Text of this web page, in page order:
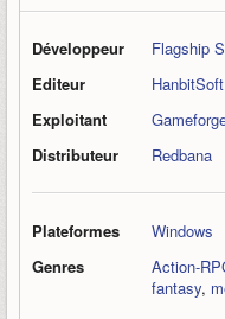
Développeur
Flagship
Editeur
HanbitSoft
Exploitant
Distributeur
Redbana
Plateformes
Windows
Genres
Action-
fantasy,